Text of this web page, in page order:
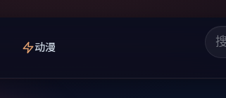
动漫